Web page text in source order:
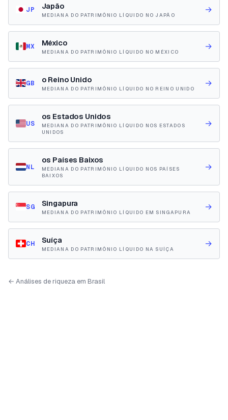
JP Japão
MEDIANA DO PATRIMÔNIO LÍQUIDO NO JAPÃO →
MX México
MEDIANA DO PATRIMÔNIO LÍQUIDO NO MÉXICO →
GB o Reino Unido
MEDIANA DO PATRIMÔNIO LÍQUIDO NO REINO UNIDO →
US
os Estados Unidos
MEDIANA DO PATRIMÔNIO LÍQUIDO NOS ESTADOS
UNIDOS
→
NL
os Países Baixos
MEDIANA DO PATRIMÔNIO LÍQUIDO NOS PAÍSES
BAIXOS
→
SG Singapura
MEDIANA DO PATRIMÔNIO LÍQUIDO EM SINGAPURA →
CH Suíça
MEDIANA DO PATRIMÔNIO LÍQUIDO NA SUÍÇA →
← Análises de riqueza em Brasil